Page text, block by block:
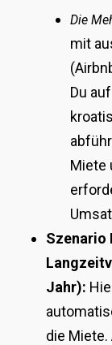
Die
mit
Du
Miete
Szenario
Jahr):
die